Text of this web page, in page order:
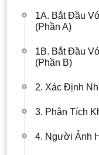
1A. Bắt Đầu
(Phần A)
1B. Bắt Đầu
(Phần B)
2. Xác Định
3. Phân Tích
4. Người Ảnh